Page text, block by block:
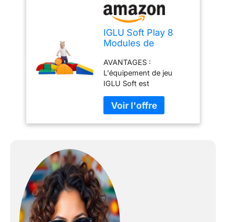
IGLU Soft Play 8
Modules de
en Mousse Blocs
de Construction
Jouets éducatifs
AVANTAGES :
L'équipement de jeu
IGLU Soft est
développer les
compétences motrices
des enfants, améliorer
expérience de jeu
amusante et captivante.
QUALITÉ : nos produits
respectent les normes de
qualité les plus élevées.